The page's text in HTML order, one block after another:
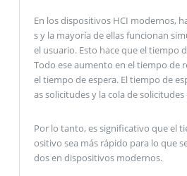
En los dispositivos HCI modernos,
s y la mayoría de ellas funcionan
el usuario. Esto hace que el tiempo
Todo ese aumento en el tiempo de
el tiempo de espera. El tiempo de
as solicitudes y la cola de solicitudes
Por lo tanto, es significativo que el
ositivo sea más rápido para lo que
dos en dispositivos modernos.